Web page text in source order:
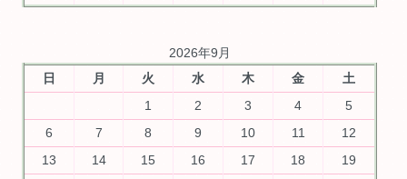
2026年9月
日
月 火 水 木 金
土
1
2 3 4
5
6
7 8 9 10 11
12
13
14 15 16 17 18
19